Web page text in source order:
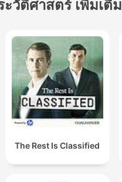
วัติศาสตร์ เพิ่มเติม
The Rest Is Classified